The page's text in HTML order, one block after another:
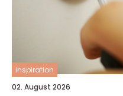
inspiration
02. August 2026